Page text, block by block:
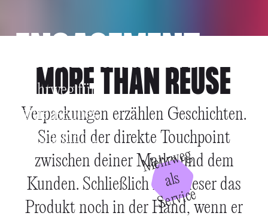
ENGAGEMENT
Mehrweg für
mitreißendes
Engagement.
Mehrweg
al
s
S
e
r
vi
c
e
MORE THAN REUSE
Verpackungen erzählen Geschichten.
Sie sind der direkte Touchpoint
zwischen deiner Marke und dem
Kunden. Schließlich hält dieser das
Produkt noch in der Hand, wenn er